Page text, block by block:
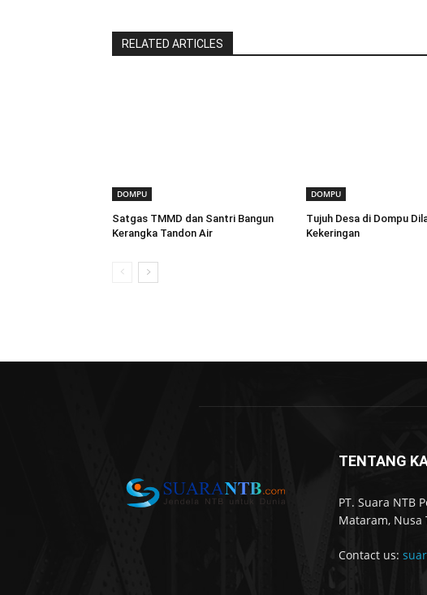
RELATED ARTICLES
DOMPU
Satgas TMMD dan Santri Bangun
Kerangka Tandon Air
DOMPU
Tujuh Desa di Dompu
Kekeringan
TENTANG
PT. Suara NTB
Mataram, Nusa
Contact us: